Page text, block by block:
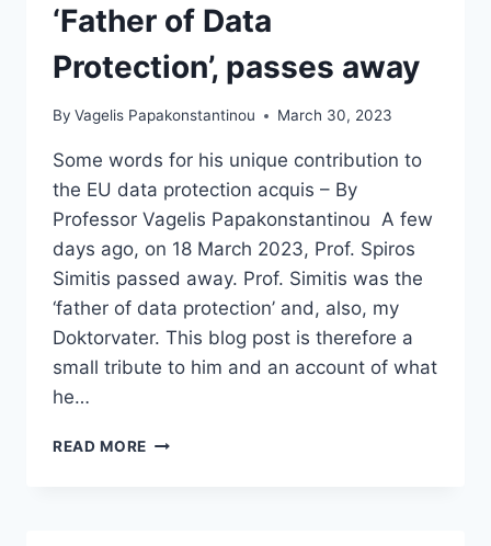
‘Father of Data
Protection’, passes away
By Vagelis Papakonstantinou March 30, 2023
Some words for his unique contribution to
the EU data protection acquis – By
Professor Vagelis Papakonstantinou A few
days ago, on 18 March 2023, Prof. Spiros
Simitis passed away. Prof. Simitis was the
‘father of data protection’ and, also, my
Doktorvater. This blog post is therefore a
small tribute to him and an account of what
he…
READ MORE PROF.